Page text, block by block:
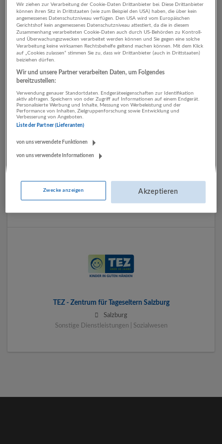
2 Pädagogik, Bildung,
Kinderbetreuung
Mittelbetrieb (51-250 MA)
Unternehmen
Sozialwesen | Gesundheitswesen
TEZ - Zentrum für Tageseltern Salzburg
Salzburg
Sonstige Dienstleistungen | Sozialwesen
Wir ziehen zur Verarbeitung der Cookie-Daten Drittanbieter bei. Diese Drittanbieter
können ihren Sitz in Drittstaaten (wie zum Beispiel den USA) haben, die über kein
angemessenes Datenschutzniveau verfügen. Den USA wird vom Europäischen
Gerichtshof kein angemessenes Datenschutzniveau attestiert, da die in diesem
Zusammenhang verarbeiteten Cookie-Daten auch durch US-Behörden zu Kontroll-
und Überwachungszwecken verarbeitet werden können und Sie gegen eine solche
Verarbeitung keine wirksamen Rechtsbehelfe geltend machen können. Mit dem Klick
auf „Cookies zulassen“ stimmen Sie zu, dass wir Drittanbieter (auch in Drittstaaten)
beiziehen dürfen.
Wir und unsere Partner verarbeiten Daten, um Folgendes
bereitzustellen:
Verwendung genauer Standortdaten. Endgeräteeigenschaften zur Identifikation
aktiv abfragen. Speichern von oder Zugriff auf Informationen auf einem Endgerät.
Personalisierte Werbung und Inhalte, Messung von Werbeleistung und der
Performance von Inhalten, Zielgruppenforschung sowie Entwicklung und
Verbesserung von Angeboten.
Liste der Partner (Lieferanten)
von uns verwendete Funktionen
von uns verwendete Informationen
Zwecke anzeigen Akzeptieren